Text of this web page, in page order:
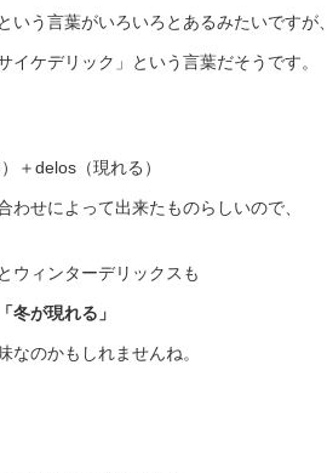
いう言葉がいろいろとあるみたいですが、
イケデリック」という言葉だそうです。
＋delos（現れる）
わせによって出来たものらしいので、
ウィンターデリックスも
冬が現れる」
なのかもしれませんね。